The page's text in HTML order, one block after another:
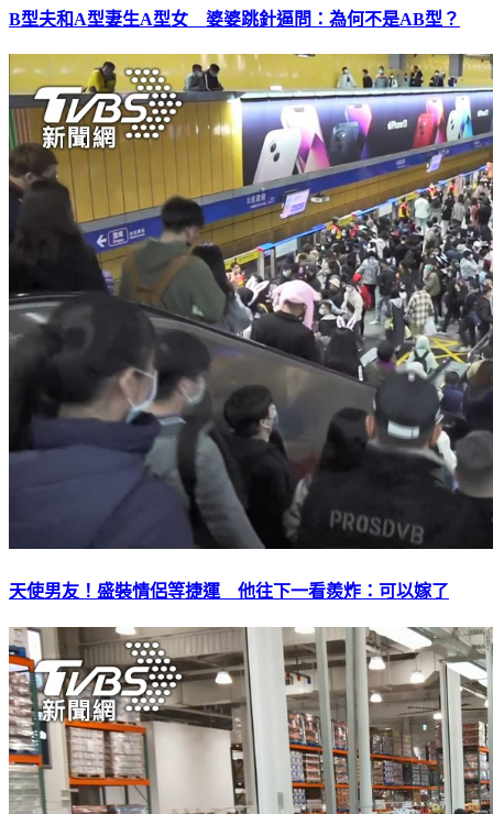
B型夫和A型妻生A型女 婆婆跳針逼問：為何不是AB型？
天使男友！盛裝情侶等捷運 他往下一看羨炸：可以嫁了